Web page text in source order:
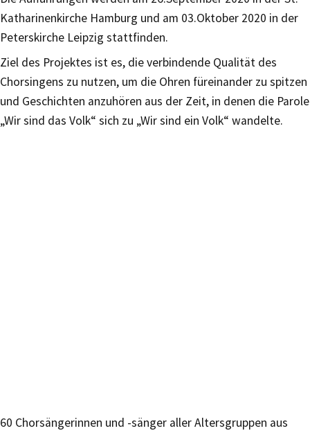
Katharinenkirche Hamburg und am 03.Oktober 2020 in der
Peterskirche Leipzig stattfinden.
Ziel des Projektes ist es, die verbindende Qualität des
Chorsingens zu nutzen, um die Ohren füreinander zu spitzen
und Geschichten anzuhören aus der Zeit, in denen die Parole
„Wir sind das Volk“ sich zu „Wir sind ein Volk“ wandelte.
60 Chorsängerinnen und -sänger aller Altersgruppen aus